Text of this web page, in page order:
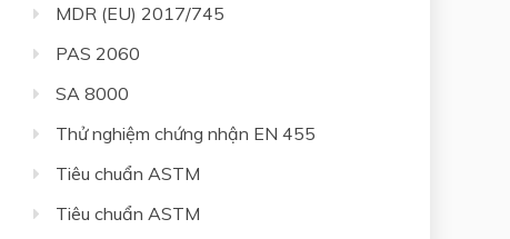
MDR (EU) 2017/745
PAS 2060
SA 8000
Thử nghiệm chứng nhận EN 455
Tiêu chuẩn ASTM
Tiêu chuẩn ASTM